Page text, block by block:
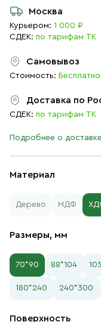
Материал
Дерево МДФ
Размеры, мм
70*90 88*104
180*240 240*300
Поверхность
Москва
Курьером: 1 000 ₽
СДЕК: по тарифам ТК
Самовывоз
Стоимость: Бесплатно
Доставка по
СДЕК: по тарифам ТК
Подробнее о доставке